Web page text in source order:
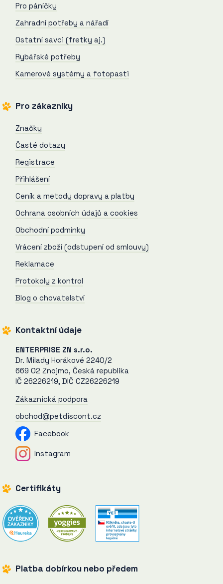
Pro páníčky
Zahradní potřeby a nářadí
Ostatní savci (fretky aj.)
Rybářské potřeby
Kamerové systémy a fotopasti
Pro zákazníky
Značky
Časté dotazy
Registrace
Přihlášení
Ceník a metody dopravy a platby
Ochrana osobních údajů a cookies
Obchodní podmínky
Vrácení zboží (odstupení od smlouvy)
Reklamace
Protokoly z kontrol
Blog o chovatelství
Kontaktní údaje
ENTERPRISE ZN s.r.o.
Dr. Milady Horákové 2240/2
669 02 Znojmo, Česká republika
IČ 26226219, DIČ CZ26226219
Zákaznická podpora
obchod@petdiscont.cz
Facebook
Instagram
Certifikáty
Platba dobírkou nebo předem